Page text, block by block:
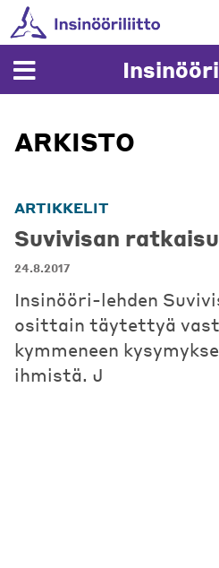
Skip
to
content
ARKISTO
ARTIKKELIT
Suvivisan
24.8.2017
Insinööri-lehden
osittain täytettyä
kymmeneen
ihmistä. J